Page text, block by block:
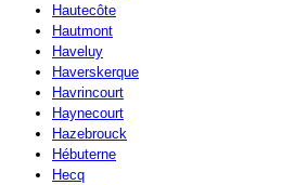
Hautecôte
Hautmont
Haveluy
Haverskerque
Havrincourt
Haynecourt
Hazebrouck
Hébuterne
Hecq